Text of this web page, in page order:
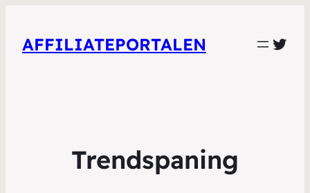
AFFILIATEPORTALEN
Trendspaning